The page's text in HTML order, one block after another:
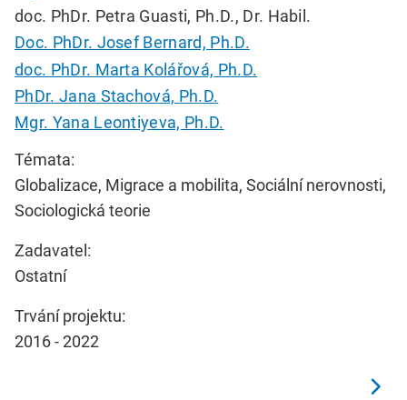
doc. PhDr. Petra Guasti, Ph.D., Dr. Habil.
Doc. PhDr. Josef Bernard, Ph.D.
doc. PhDr. Marta Kolářová, Ph.D.
PhDr. Jana Stachová, Ph.D.
Mgr. Yana Leontiyeva, Ph.D.
Témata:
Globalizace, Migrace a mobilita, Sociální nerovnosti,
Sociologická teorie
Zadavatel:
Ostatní
Trvání projektu:
2016 - 2022